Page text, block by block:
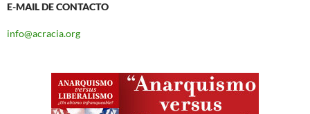
E-MAIL DE CONTACTO
info@acracia.org